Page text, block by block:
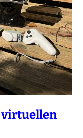
virtuellen